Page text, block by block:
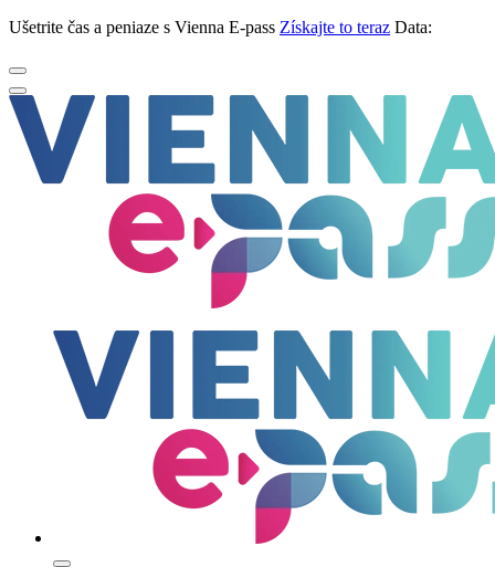
Ušetrite čas a peniaze s Vienna E-pass Získajte to teraz Data: